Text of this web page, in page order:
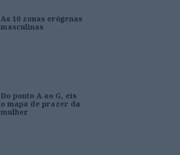
As 10 zonas erógenas
masculinas
Do ponto A ao G, eis
o mapa de prazer da
mulher